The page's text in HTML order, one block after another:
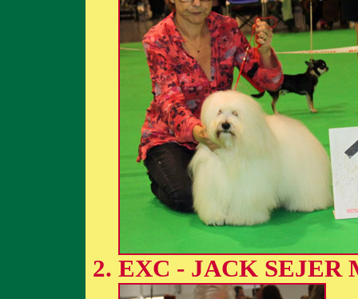
EXC - JACK SEJER